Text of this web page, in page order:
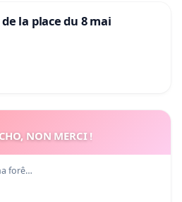
la place du 8 mai
NON MERCI !
forê…